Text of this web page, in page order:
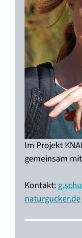
Im Projekt
gemeinsam
Kontakt:
naturgucker.de